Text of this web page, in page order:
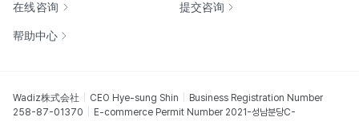
在线咨询 提交咨询
帮助中心
Wadiz株式会社 CEO Hye-sung Shin
Business Registration Number
258-87-01370
E-commerce Permit Number 2021-성남분당C-